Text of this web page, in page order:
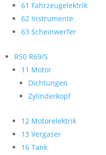
61 Fahrzeugelektrik
62 Instrumente
63 Scheinwerfer
R50 R69/S
11 Motor
Dichtungen
Zylinderkopf
12 Motorelektrik
13 Vergaser
16 Tank